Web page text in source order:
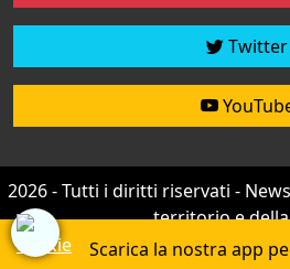
Twitter
2026 - Tutti i diritti riservati -
territorio e
Credit by
Scarica la nostra app